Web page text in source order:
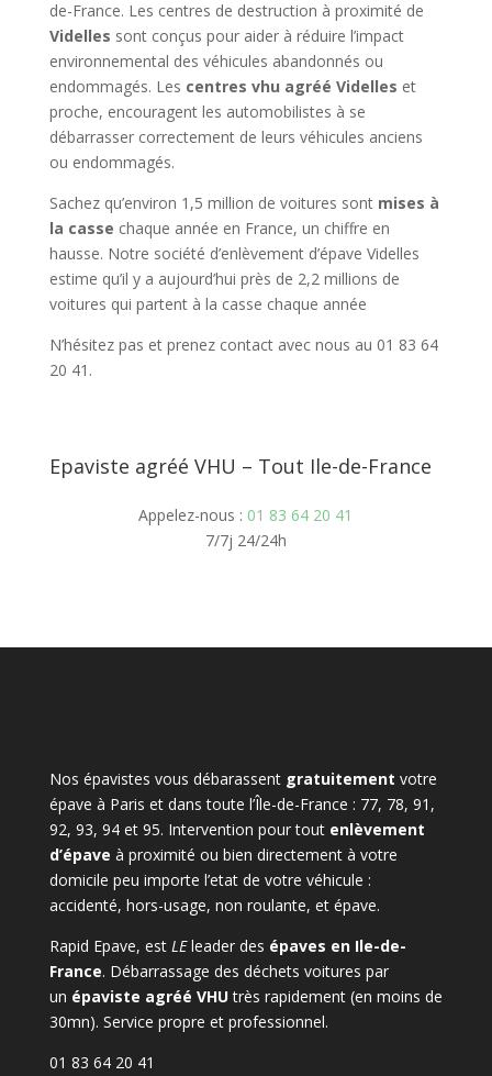
de-France. Les centres de destruction à proximité de
Videlles sont conçus pour aider à réduire l’impact
environnemental des véhicules abandonnés ou
endommagés. Les centres vhu agréé Videlles et
proche, encouragent les automobilistes à se
débarrasser correctement de leurs véhicules anciens
ou endommagés.
Sachez qu’environ 1,5 million de voitures sont mises à
la casse chaque année en France, un chiffre en
hausse. Notre société d’enlèvement d’épave Videlles
estime qu’il y a aujourd’hui près de 2,2 millions de
voitures qui partent à la casse chaque année
N’hésitez pas et prenez contact avec nous au 01 83 64
20 41.
Epaviste agréé VHU – Tout Ile-de-France
Appelez-nous : 01 83 64 20 41
7/7j 24/24h
Nos épavistes vous débarassent gratuitement votre
épave à Paris et dans toute l’Île-de-France : 77, 78, 91,
92, 93, 94 et 95. Intervention pour tout enlèvement
d’épave à proximité ou bien directement à votre
domicile peu importe l’etat de votre véhicule :
accidenté, hors-usage, non roulante, et épave.
Rapid Epave, est LEleader des épaves en Ile-de-
France. Débarrassage des déchets voitures par
un épaviste agréé VHUtrès rapidement (en moins de
30mn). Service propre et professionnel.
01 83 64 20 41